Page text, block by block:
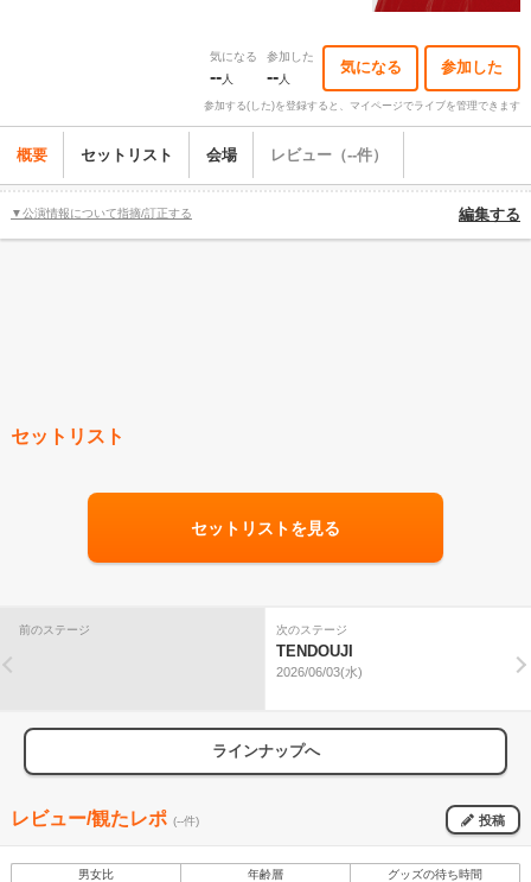
気になる
--人
参加した
--人
気になる 参加した
参加する(した)を登録すると、マイページでライブを管理できます
概要 セットリスト 会場 レビュー（--件）
▼公演情報について指摘/訂正する 編集する
セットリスト
セットリストを見る
前のステージ 次のステージ
TENDOUJI
2026/06/03(水)
ラインナップへ
レビュー/観たレポ (--件) 投稿
男女比 年齢層 グッズの待ち時間